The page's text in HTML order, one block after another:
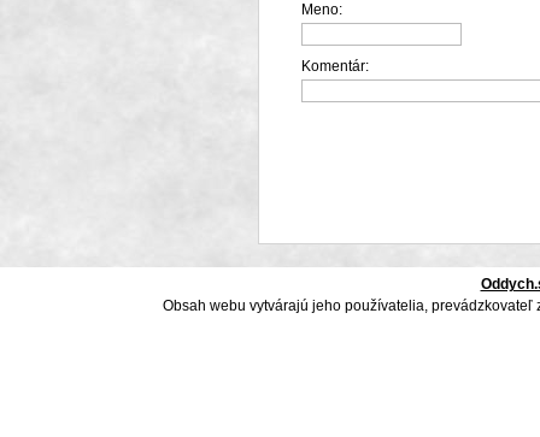
Meno:
Komentár:
Obsah webu vytvárajú jeho používatelia,